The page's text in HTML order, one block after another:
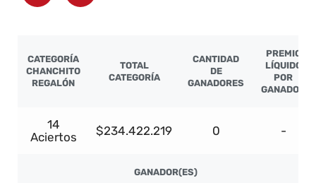
CATEGORÍA
CHANCHITO
REGALÓN
TOTAL
CATEGORÍA
CANTIDAD
DE
GANADORES
PREMIO
LÍQUIDO
POR
GANADOR
14
Aciertos
$234.422.219 0 -
GANADOR(ES)